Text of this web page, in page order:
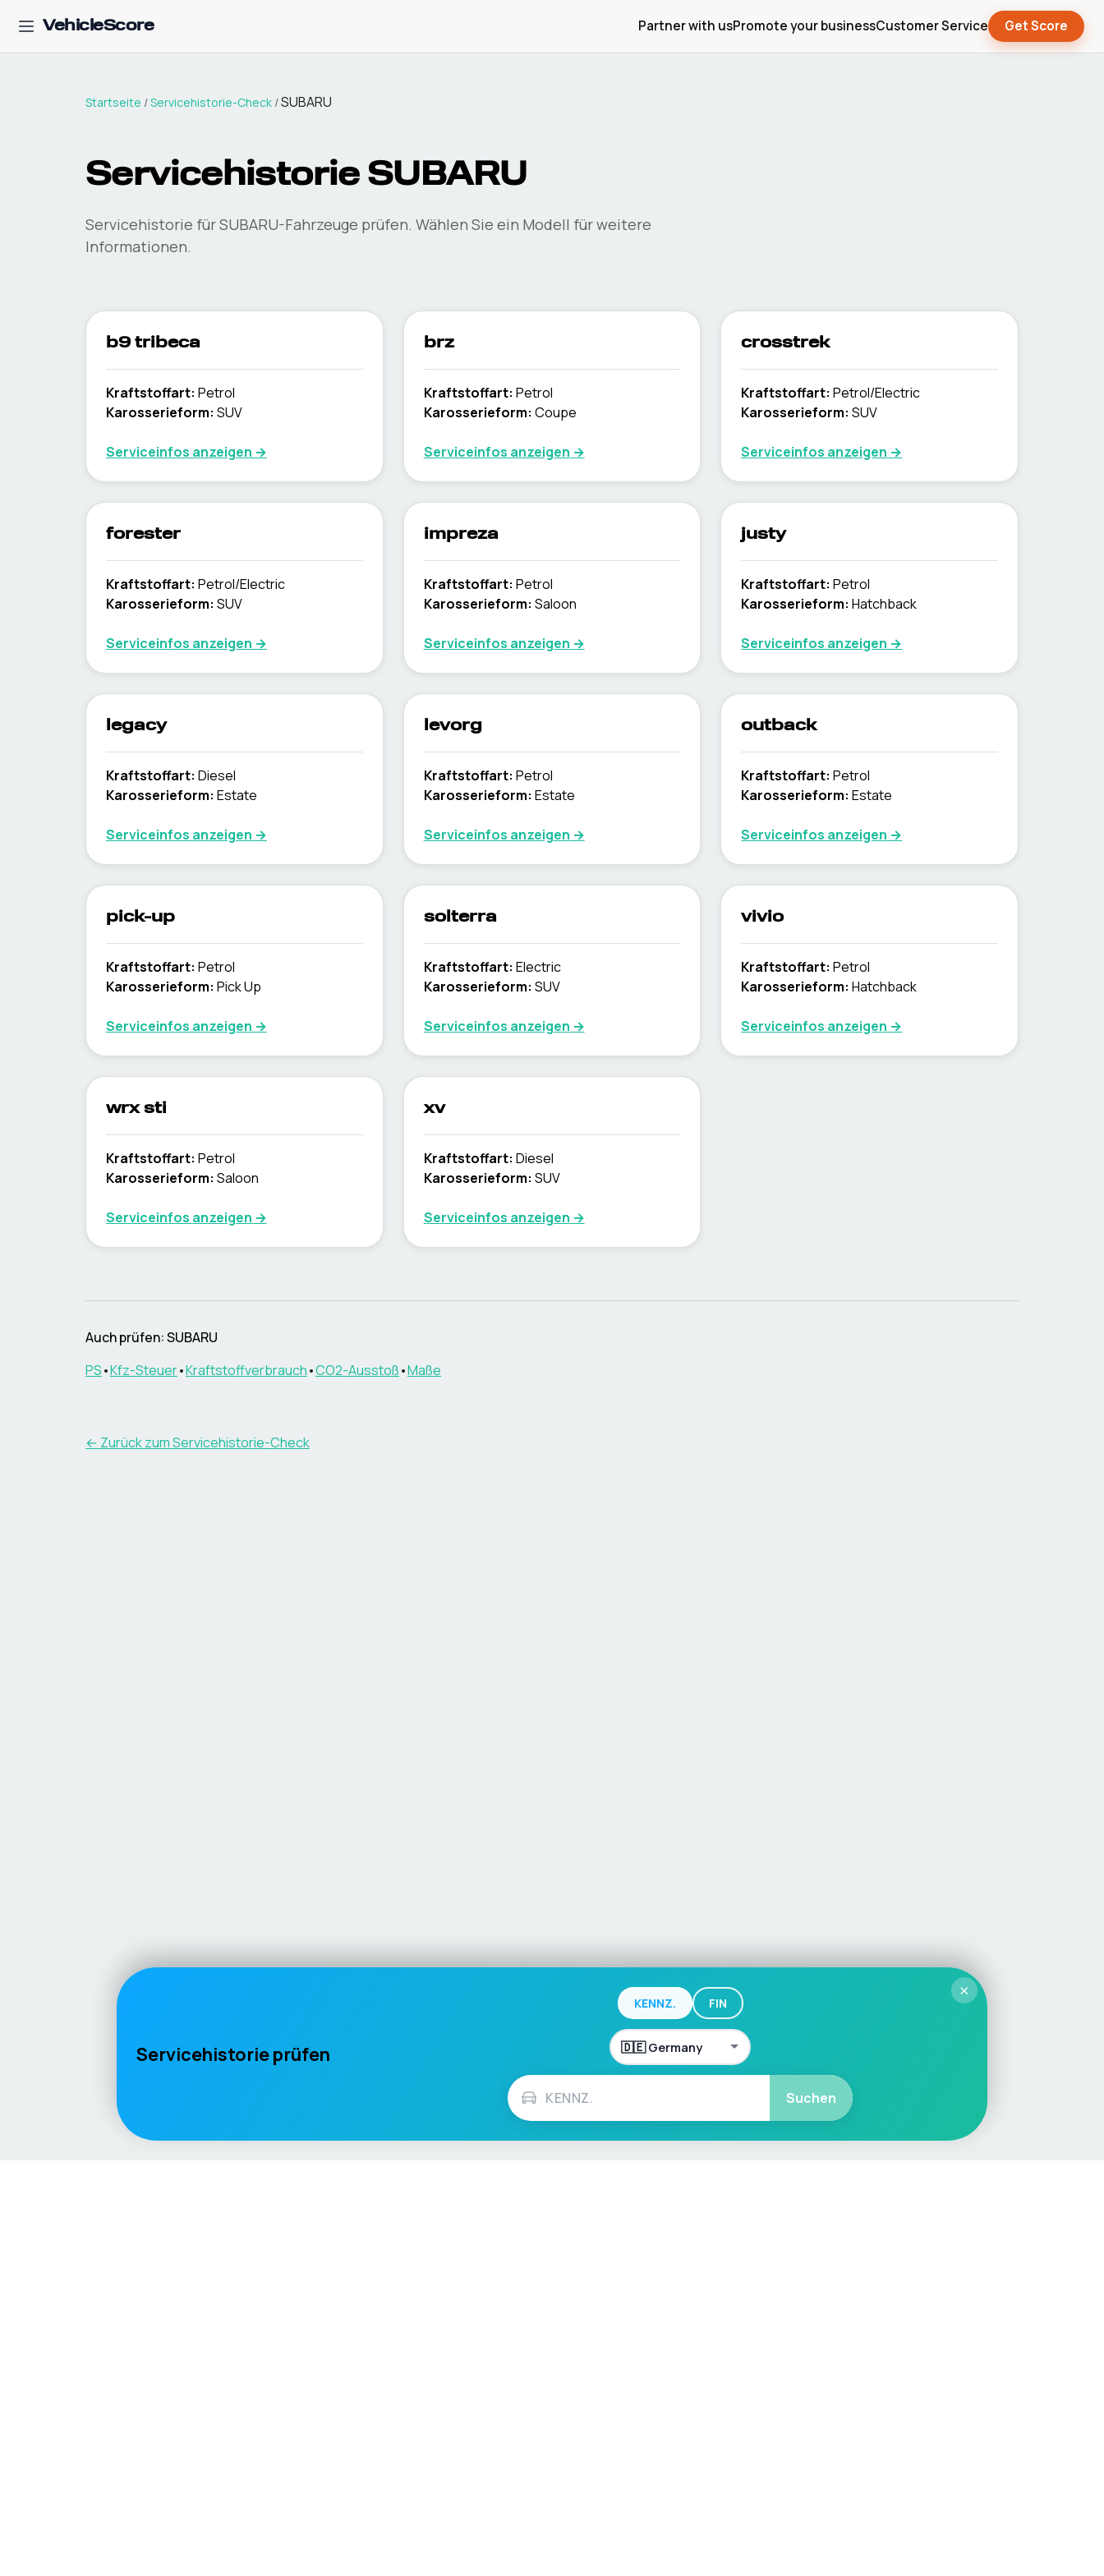
VehicleScore Partner with usPromote your businessCustomer Service Get Score
Startseite /Servicehistorie-Check /SUBARU
Servicehistorie SUBARU
Servicehistorie für SUBARU-Fahrzeuge prüfen. Wählen Sie ein Modell für weitere
Informationen.
b9 tribeca
Kraftstoffart: Petrol
Karosserieform: SUV
Serviceinfos anzeigen →
brz
Kraftstoffart: Petrol
Karosserieform: Coupe
Serviceinfos anzeigen →
crosstrek
Kraftstoffart: Petrol/Electric
Karosserieform: SUV
Serviceinfos anzeigen →
forester
Kraftstoffart: Petrol/Electric
Karosserieform: SUV
Serviceinfos anzeigen →
impreza
Kraftstoffart: Petrol
Karosserieform: Saloon
Serviceinfos anzeigen →
justy
Kraftstoffart: Petrol
Karosserieform: Hatchback
Serviceinfos anzeigen →
legacy
Kraftstoffart: Diesel
Karosserieform: Estate
Serviceinfos anzeigen →
levorg
Kraftstoffart: Petrol
Karosserieform: Estate
Serviceinfos anzeigen →
outback
Kraftstoffart: Petrol
Karosserieform: Estate
Serviceinfos anzeigen →
pick-up
Kraftstoffart: Petrol
Karosserieform: Pick Up
Serviceinfos anzeigen →
solterra
Kraftstoffart: Electric
Karosserieform: SUV
Serviceinfos anzeigen →
vivio
Kraftstoffart: Petrol
Karosserieform: Hatchback
Serviceinfos anzeigen →
wrx sti
Kraftstoffart: Petrol
Karosserieform: Saloon
Serviceinfos anzeigen →
xv
Kraftstoffart: Diesel
Karosserieform: SUV
Serviceinfos anzeigen →
Auch prüfen: SUBARU
PS•Kfz-Steuer•Kraftstoffverbrauch•CO2-Ausstoß•Maße
← Zurück zum Servicehistorie-Check
×
Servicehistorie prüfen
KENNZ. FIN
Suchen